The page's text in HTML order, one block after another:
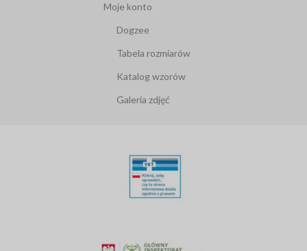
Moje konto
Dogzee
Tabela rozmiarów
Katalog wzorów
Galeria zdjęć